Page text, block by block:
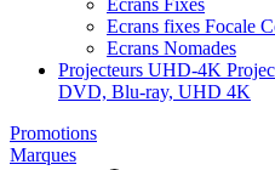
Ecrans Fixes
Ecrans fixes Focale
Ecrans Nomades
Projecteurs UHD-4K
DVD, Blu-ray, UHD 4K
Promotions
Marques